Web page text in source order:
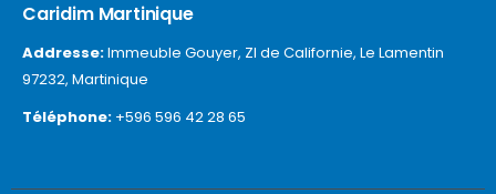
Caridim Martinique
Addresse:Immeuble Gouyer, ZI de Californie, Le Lamentin
97232, Martinique
Téléphone: +596 596 42 28 65